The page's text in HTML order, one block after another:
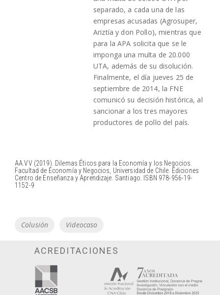
separado, a cada una de las
empresas acusadas (Agrosuper,
Ariztía y don Pollo), mientras que
para la APA solicita que se le
imponga una multa de 20.000
UTA, además de su disolución.
Finalmente, el día jueves 25 de
septiembre de 2014, la FNE
comunicó su decisión histórica, al
sancionar a los tres mayores
productores de pollo del país.
AA.VV (2019). Dilemas Éticos para la Economía y los Negocios.
Facultad de Economía y Negocios, Universidad de Chile. Ediciones
Centro de Enseñanza y Aprendizaje. Santiago. ISBN 978-956-19-
1152-9
Tags
Colusión Videocaso
ACREDITACIONES